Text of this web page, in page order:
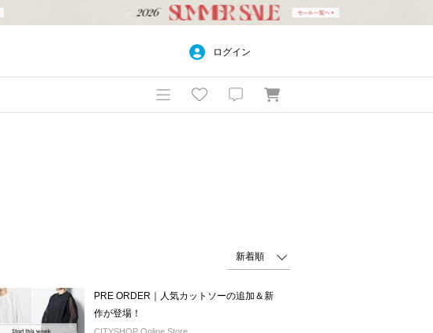
ログイン
PRE ORDER｜人気カットソーの追加＆新
作が登場！
CITYSHOP Online Store